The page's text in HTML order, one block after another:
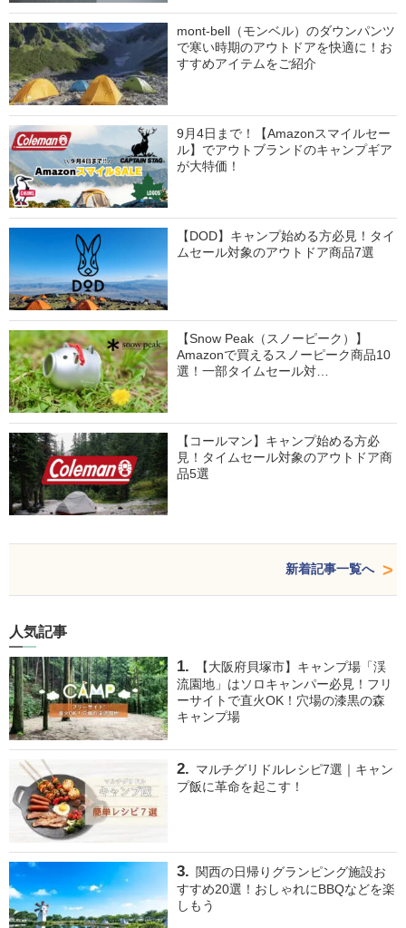
mont-bell（モンベル）のダウンパンツ
で寒い時期のアウトドアを快適に！お
すすめアイテムをご紹介
9月4日まで！【Amazonスマイルセー
ル】でアウトブランドのキャンプギア
が大特価！
【DOD】キャンプ始める方必見！タイ
ムセール対象のアウトドア商品7選
【Snow Peak（スノーピーク）】
Amazonで買えるスノーピーク商品10
選！一部タイムセール対…
【コールマン】キャンプ始める方必
見！タイムセール対象のアウトドア商
品5選
新着記事一覧へ
人気記事
【大阪府貝塚市】キャンプ場「渓
流園地」はソロキャンパー必見！フリ
ーサイトで直火OK！穴場の漆黒の森
キャンプ場
マルチグリドルレシピ7選｜キャン
プ飯に革命を起こす！
関西の日帰りグランピング施設お
すすめ20選！おしゃれにBBQなどを楽
しもう